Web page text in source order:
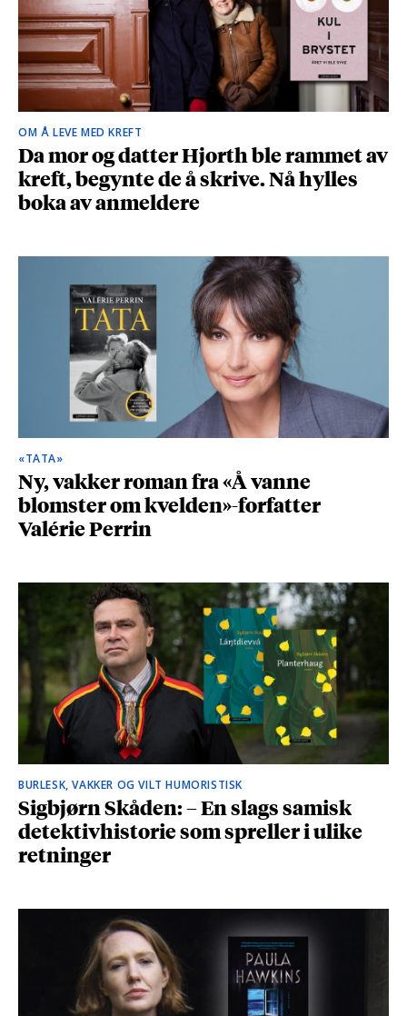
OM Å LEVE MED KREFT
Da mor og datter Hjorth ble rammet av
kreft, begynte de å skrive. Nå hylles
boka av anmeldere
«TATA»
Ny, vakker roman fra «Å vanne
blomster om kvelden»-forfatter
Valérie Perrin
BURLESK, VAKKER OG VILT HUMORISTISK
Sigbjørn Skåden: – En slags samisk
detektivhistorie som spreller i ulike
retninger